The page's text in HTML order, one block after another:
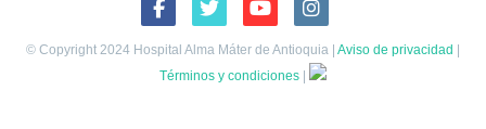
© Copyright 2024 Hospital Alma Máter de Antioquia | Aviso de privacidad |
Términos y condiciones |